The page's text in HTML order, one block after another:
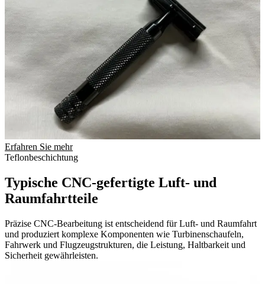
Erfahren Sie mehr
Teflonbeschichtung
Typische CNC-gefertigte Luft- und
Raumfahrtteile
Präzise CNC-Bearbeitung ist entscheidend für Luft- und Raumfahrt
und produziert komplexe Komponenten wie Turbinenschaufeln,
Fahrwerk und Flugzeugstrukturen, die Leistung, Haltbarkeit und
Sicherheit gewährleisten.